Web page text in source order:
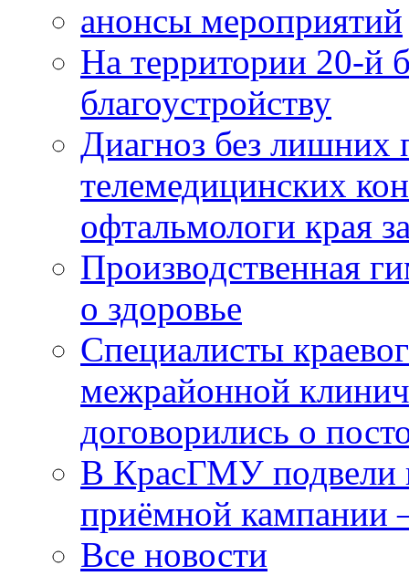
анонсы мероприятий
На территории 20-й
благоустройству
Диагноз без лишних
телемедицинских
офтальмологи края
Производственная
о здоровье
Специалисты
межрайонной
договорились о
В КрасГМУ подвели
приёмной кампании
Все новости